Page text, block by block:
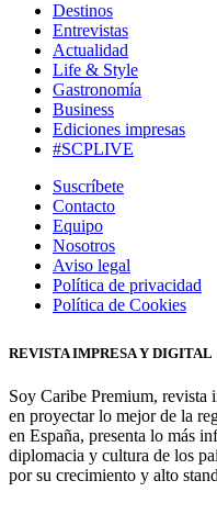
Destinos
Entrevistas
Actualidad
Life & Style
Gastronomía
Business
Ediciones impresas
#SCPLIVE
Suscríbete
Contacto
Equipo
Nosotros
Aviso legal
Política de privacidad
Política de Cookies
REVISTA IMPRESA Y DIGITAL
Soy Caribe Premium, revista
en proyectar lo mejor de la
en España, presenta lo más
diplomacia y cultura de los
por su crecimiento y alto